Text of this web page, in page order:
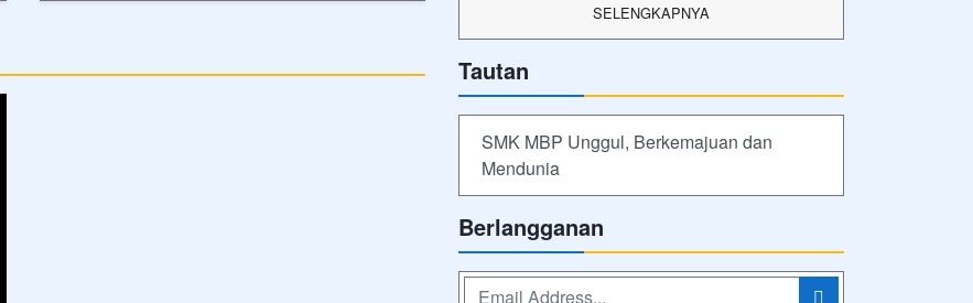
SELENGKAPNYA
Tautan
SMK MBP Unggul, Berkemajuan dan
Mendunia
Berlangganan